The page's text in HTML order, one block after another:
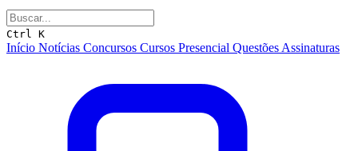
Ctrl K
Início Notícias Concursos Cursos Presencial Questões Assinaturas